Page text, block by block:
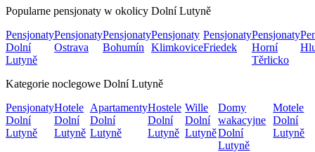
Popularne pensjonaty w okolicy Dolní Lutyně
Pensjonaty
Dolní
Lutyně
Pensjonaty
Ostrava
Pensjonaty
Bohumín
Pensjonaty
Klimkovice
Pensjonaty
Friedek
Pensjonaty
Horní
Těrlicko
Kategorie noclegowe Dolní Lutyně
Pensjonaty
Dolní
Lutyně
Hotele
Dolní
Lutyně
Apartamenty
Dolní
Lutyně
Hostele
Dolní
Lutyně
Wille
Dolní
Lutyně
Domy
wakacyjne
Dolní
Lutyně
Motele
Dolní
Lutyně